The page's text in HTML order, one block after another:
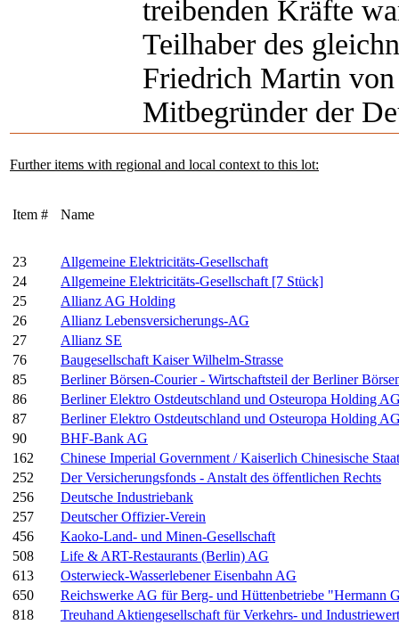
treibenden Kräfte
Teilhaber des
Friedrich Martin
Mitbegründer der
Further items with regional and local context to this lot:
Item # Name
23
Allgemeine Elektricitäts-Gesellschaft
24
Allgemeine Elektricitäts-Gesellschaft [7 Stück]
25
Allianz AG Holding
26
Allianz Lebensversicherungs-AG
27
Allianz SE
76
Baugesellschaft Kaiser Wilhelm-Strasse
85
Berliner Börsen-Courier - Wirtschaftsteil der Berliner
86
Berliner Elektro Ostdeutschland und Osteuropa Holding
87
Berliner Elektro Ostdeutschland und Osteuropa Holding
90
BHF-Bank AG
162
Chinese Imperial Government / Kaiserlich Chinesische
252
Der Versicherungsfonds - Anstalt des öffentlichen Rechts
256
Deutsche Industriebank
257
Deutscher Offizier-Verein
456
Kaoko-Land- und Minen-Gesellschaft
508
Life & ART-Restaurants (Berlin) AG
613
Osterwieck-Wasserlebener Eisenbahn AG
650
Reichswerke AG für Berg- und Hüttenbetriebe "Hermann
818
Treuhand Aktiengesellschaft für Verkehrs- und